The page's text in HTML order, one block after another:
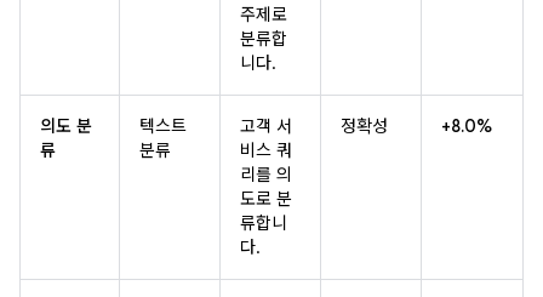
주제로
분류합
니다.
의도 분
류
텍스트
분류
고객 서
비스 쿼
리를 의
도로 분
류합니
다.
정확성 +8.0%